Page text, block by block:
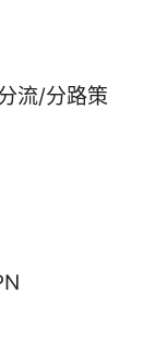
流/分路策